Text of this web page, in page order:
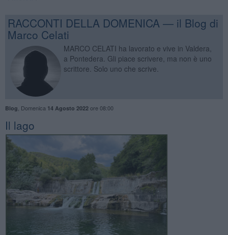
RACCONTI DELLA DOMENICA — il Blog di
Marco Celati
MARCO CELATI ha lavorato e vive in Valdera,
a Pontedera. Gli piace scrivere, ma non è uno
scrittore. Solo uno che scrive.
Blog Domenica 14 Agosto 2022ore 08:00
Il lago